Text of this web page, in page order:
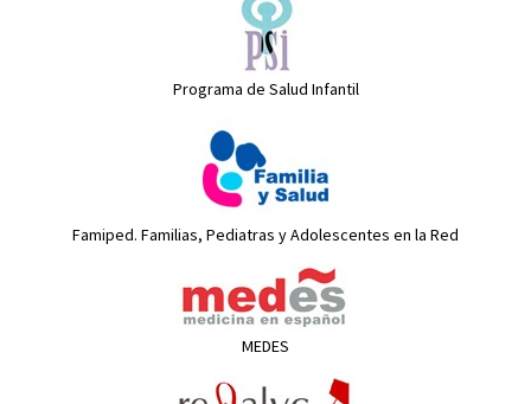
Programa de Salud Infantil
Famiped. Familias, Pediatras y Adolescentes en la Red
MEDES